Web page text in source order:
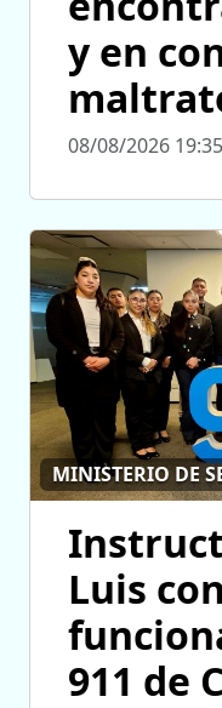
y en
08/08/2026 19:35
MINISTERIO DE
Luis
911 de